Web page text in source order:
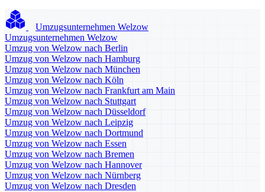
Umzugsunternehmen Welzow
Umzugsunternehmen Welzow
Umzug von Welzow nach Berlin
Umzug von Welzow nach Hamburg
Umzug von Welzow nach München
Umzug von Welzow nach Köln
Umzug von Welzow nach Frankfurt am Main
Umzug von Welzow nach Stuttgart
Umzug von Welzow nach Düsseldorf
Umzug von Welzow nach Leipzig
Umzug von Welzow nach Dortmund
Umzug von Welzow nach Essen
Umzug von Welzow nach Bremen
Umzug von Welzow nach Hannover
Umzug von Welzow nach Nürnberg
Umzug von Welzow nach Dresden